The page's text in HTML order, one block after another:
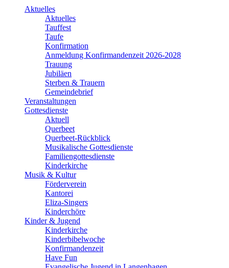
Aktuelles
Aktuelles
Tauffest
Taufe
Konfirmation
Anmeldung Konfirmandenzeit 2026-2028
Trauung
Jubiläen
Sterben & Trauern
Gemeindebrief
Veranstaltungen
Gottesdienste
Aktuell
Querbeet
Querbeet-Rückblick
Musikalische Gottesdienste
Familiengottesdienste
Kinderkirche
Musik & Kultur
Förderverein
Kantorei
Eliza-Singers
Kinderchöre
Kinder & Jugend
Kinderkirche
Kinderbibelwoche
Konfirmandenzeit
Have Fun